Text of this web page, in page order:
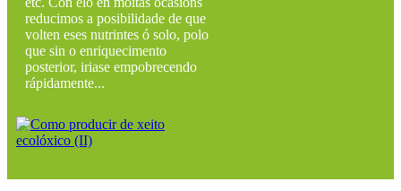
reducimos a posibilidade de que
volten eses nutrintes ó solo, polo
que sin o enriquecimento
posterior, iriase empobrecendo
rápidamente...